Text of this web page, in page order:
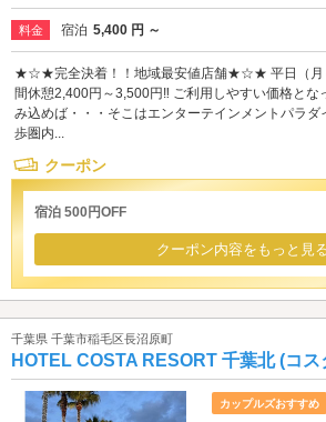
料金 宿泊 5,400 円 ～
★☆★完全決着！！地域最安値店舗★☆★ 平日（月
間休憩2,400円～3,500円‼ ご利用しやすい価格とな
み込めば・・・そこはエンターテインメントパラダ
歩圏内...
クーポン
宿泊 500円OFF
クーポン内容をもっと見
千葉県 千葉市稲毛区長沼原町
HOTEL COSTA RESORT 千葉北 (コ
カップルズおすすめ